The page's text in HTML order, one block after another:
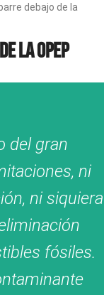
debajo de la
la OPEP
del gran
ni
ni siquiera
fósiles.